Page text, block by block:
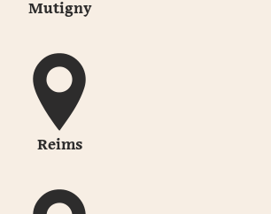
Mutigny
Reims